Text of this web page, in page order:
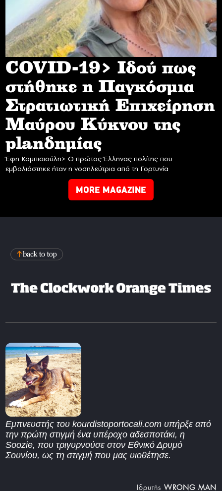
COVID-19> Iδού πως
στήθηκε η Παγκόσμια
Στρατιωτική Επιχείρηση
Mαύρου Κύκνου της
planδημίας
Έφη Καμπισιούλη> Ο πρώτος Έλληνας πολίτης που
εμβολιάστηκε ήταν η νοσηλεύτρια από τη Γορτυνία
MORE MAGAZINE
Εμπνευστής του kourdistoportocali.com υπήρξε από
την πρώτη στιγμή ένα υπέροχο αδεσποτάκι, η
Soozie, που τριγυρνούσε στον Εθνικό Δρυμό
Σουνίου, ως τη στιγμή που μας υιοθέτησε.
Iδρυτής WRONG MAN